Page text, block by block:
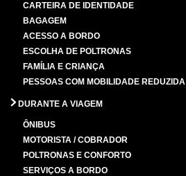
CARTEIRA DE IDENTIDADE
BAGAGEM
ACESSO A BORDO
ESCOLHA DE POLTRONAS
FAMÍLIA E CRIANÇA
PESSOAS COM MOBILIDADE REDUZIDA
DURANTE A VIAGEM
ÔNIBUS
MOTORISTA / COBRADOR
POLTRONAS E CONFORTO
SERVIÇOS A BORDO